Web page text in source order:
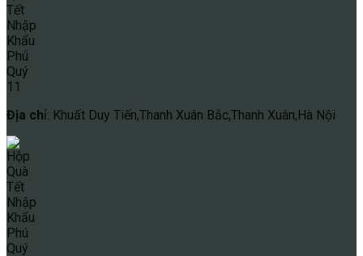
Địa chỉ: Khuất Duy Tiến,Thanh Xuân Bắc,Thanh Xuân,Hà Nội